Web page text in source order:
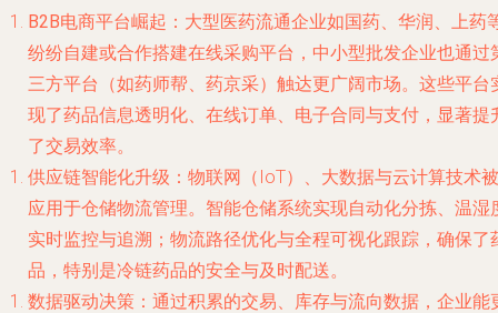
B2B电商平台崛起 ：大型医药流通企业如国药、华润、上药
纷纷自建或合作搭建在线采购平台，中小型批发企业也通过
三方平台（如药师帮、药京采）触达更广阔市场。这些平台
现了药品信息透明化、在线订单、电子合同与支付，显著提
了交易效率。
供应链智能化升级 ：物联网（IoT）、大数据与云计算技术被
应用于仓储物流管理。智能仓储系统实现自动化分拣、温湿
实时监控与追溯；物流路径优化与全程可视化跟踪，确保了
品，特别是冷链药品的安全与及时配送。
数据驱动决策 ：通过积累的交易、库存与流向数据，企业能